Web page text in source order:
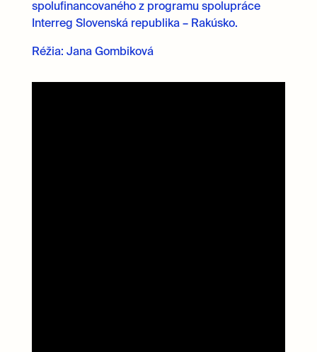
spolufinancovaného z programu spolupráce
Interreg Slovenská republika – Rakúsko.
Réžia: Jana Gombiková